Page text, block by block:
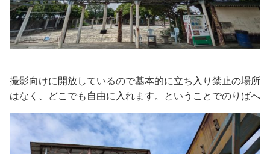
撮影向けに開放しているので基本的に立ち入り禁止の場所
はなく、どこでも自由に入れます。ということでのりばへ